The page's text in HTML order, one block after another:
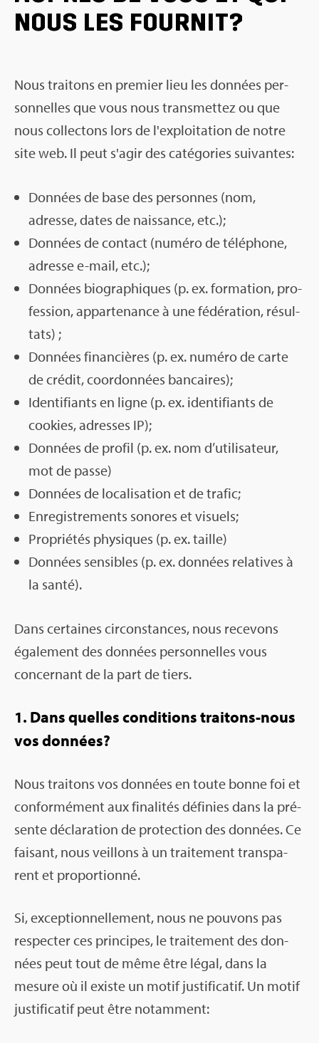
NOUS LES FOUR­NIT?
Nous trai­tons en pre­mier lieu les don­nées per­
son­nelles que vous nous trans­met­tez ou que
nous col­lec­tons lors de l'ex­ploi­ta­tion de notre
site web. Il peut s'agir des caté­go­ries sui­vantes:
Don­nées de base des per­sonnes (nom,
adresse, dates de nais­sance, etc.);
Don­nées de contact (numéro de télé­phone,
adresse e-mail, etc.);
Don­nées bio­gra­phiques (p. ex. for­ma­tion, pro­
fes­sion, appar­te­nance à une fédé­ra­tion, résul­
tats) ;
Don­nées finan­cières (p. ex. numéro de carte
de cré­dit, coor­don­nées ban­caires);
Iden­ti­fiants en ligne (p. ex. iden­ti­fiants de
cookies, adresses IP);
Don­nées de pro­fil (p. ex. nom d’uti­li­sa­teur,
mot de passe)
Don­nées de loca­li­sa­tion et de tra­fic;
Enre­gis­tre­ments sonores et visuels;
Pro­prié­tés phy­siques (p. ex. taille)
Don­nées sen­sibles (p. ex. don­nées rela­tives à
la santé).
Dans cer­taines cir­cons­tances, nous rece­vons
éga­le­ment des don­nées per­son­nelles vous
concer­nant de la part de tiers.
1. Dans quelles condi­tions trai­tons-nous
vos don­nées?
Nous trai­tons vos don­nées en toute bonne foi et
confor­mé­ment aux fina­li­tés défi­nies dans la pré­
sente décla­ra­tion de pro­tec­tion des don­nées. Ce
fai­sant, nous veillons à un trai­te­ment trans­pa­
rent et pro­por­tionné.
Si, excep­tion­nel­le­ment, nous ne pou­vons pas
res­pec­ter ces prin­cipes, le trai­te­ment des don­
nées peut tout de même être légal, dans la
mesure où il existe un motif jus­ti­fi­ca­tif. Un motif
jus­ti­fi­ca­tif peut être notam­ment: